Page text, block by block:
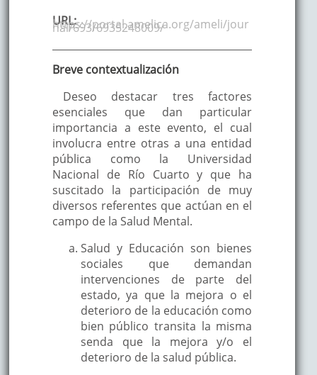
URL:
https://portal.amelica.org/ameli/jour
nal/693/6935248009/
Breve contextualización
Deseo destacar tres factores
esenciales que dan particular
importancia a este evento, el cual
involucra entre otras a una entidad
pública como la Universidad
Nacional de Río Cuarto y que ha
suscitado la participación de muy
diversos referentes que actúan en el
campo de la Salud Mental.
Salud y Educación son bienes
sociales que demandan
intervenciones de parte del
estado, ya que la mejora o el
deterioro de la educación como
bien público transita la misma
senda que la mejora y/o el
deterioro de la salud pública.